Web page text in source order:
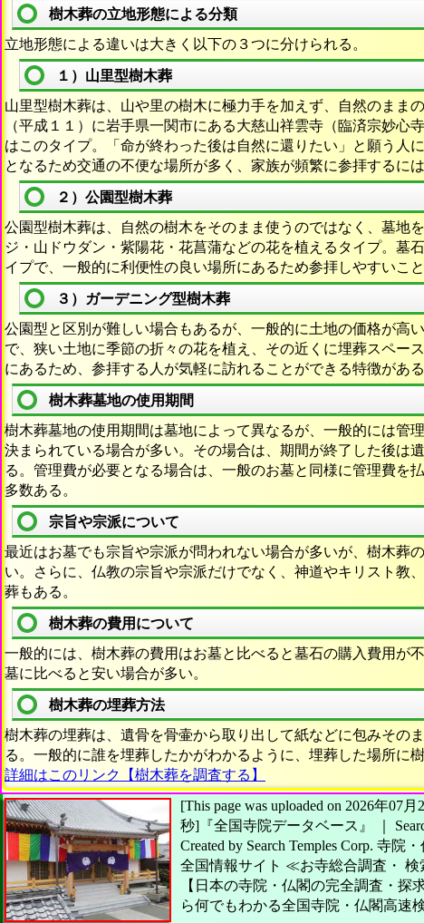
樹木葬の立地形態による分類
立地形態による違いは大きく以下の３つに分けられる。
１）山里型樹木葬
山里型樹木葬は、山や里の樹木に極力手を加えず、自然のまま
（平成１１）に岩手県一関市にある大慈山祥雲寺（臨済宗妙
はこのタイプ。「命が終わった後は自然に還りたい」と願う人
となるため交通の不便な場所が多く、家族が頻繁に参拝するに
２）公園型樹木葬
公園型樹木葬は、自然の樹木をそのまま使うのではなく、墓地
ジ・山ドウダン・紫陽花・花菖蒲などの花を植えるタイプ。墓
イプで、一般的に利便性の良い場所にあるため参拝しやすいこ
３）ガーデニング型樹木葬
公園型と区別が難しい場合もあるが、一般的に土地の価格が高
で、狭い土地に季節の折々の花を植え、その近くに埋葬スペー
にあるため、参拝する人が気軽に訪れることができる特徴がある
樹木葬墓地の使用期間
樹木葬墓地の使用期間は墓地によって異なるが、一般的には管
決まられている場合が多い。その場合は、期間が終了した後は
る。管理費が必要となる場合は、一般のお墓と同様に管理費を
多数ある。
宗旨や宗派について
最近はお墓でも宗旨や宗派が問われない場合が多いが、樹木葬
い。さらに、仏教の宗旨や宗派だけでなく、神道やキリスト教
葬もある。
樹木葬の費用について
一般的には、樹木葬の費用はお墓と比べると墓石の購入費用が
墓に比べると安い場合が多い。
樹木葬の埋葬方法
樹木葬の埋葬は、遺骨を骨壷から取り出して紙などに包みその
る。一般的に誰を埋葬したかがわかるように、埋葬した場所に
詳細はこのリンク【樹木葬を調査する】
[This page was uploaded on 2026年07
秒] 『全国寺院データベース』 ｜
Created by Search Temples Corp. 寺院・
全国情報サイト ≪お寺総合調査・ 検
【日本の寺院・仏閣の完全調査・探求
ら何でもわかる全国寺院・仏閣高速